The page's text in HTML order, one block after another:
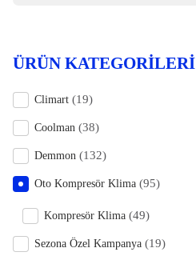
ÜRÜN KATEGORILERI
Climart (19)
Coolman (38)
Demmon (132)
Oto Kompresör Klima (95)
Kompresör Klima (49)
Sezona Özel Kampanya (19)